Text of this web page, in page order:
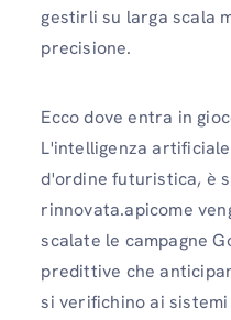
gestirli su larga scala
precisione.
Ecco dove entra in
L'intelligenza
d'ordine futuristica, è
rinnovata.apicome
scalate le campagne
predittive che
si verifichino ai